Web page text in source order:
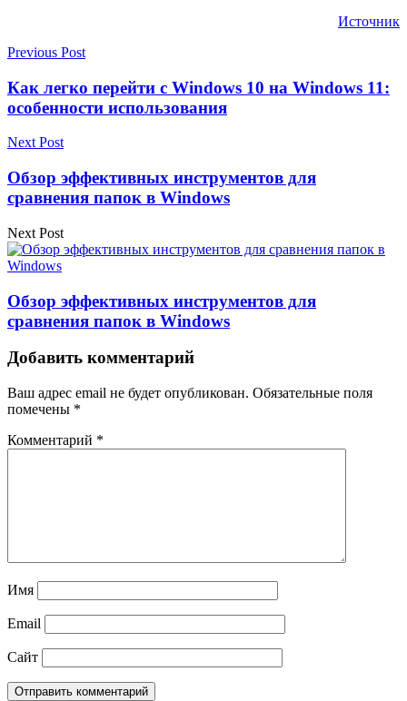
Источник
Previous Post
Как легко перейти с Windows 10 на Windows 11:
особенности использования
Next Post
Обзор эффективных инструментов для
сравнения папок в Windows
Next Post
Обзор эффективных инструментов для
сравнения папок в Windows
Добавить комментарий
Ваш адрес email не будет опубликован. Обязательные поля
помечены *
Комментарий *
Имя
Email
Сайт